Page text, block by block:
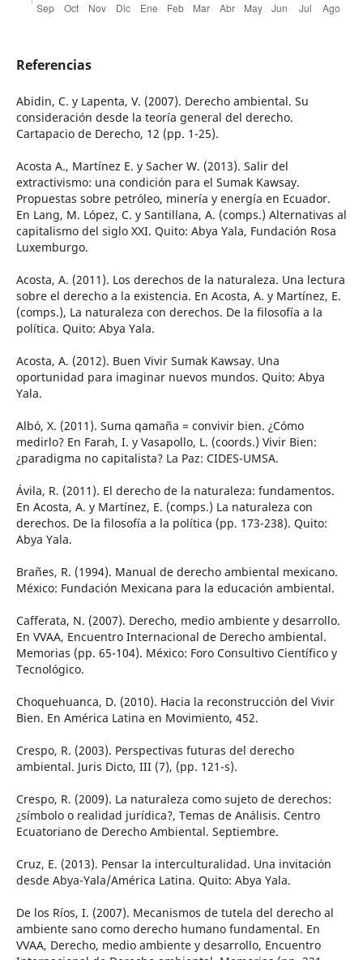
Referencias
Abidin, C. y Lapenta, V. (2007). Derecho ambiental. Su
consideración desde la teoría general del derecho.
Cartapacio de Derecho, 12 (pp. 1-25).
Acosta A., Martínez E. y Sacher W. (2013). Salir del
extractivismo: una condición para el Sumak Kawsay.
Propuestas sobre petróleo, minería y energía en Ecuador.
En Lang, M. López, C. y Santillana, A. (comps.) Alternativas al
capitalismo del siglo XXI. Quito: Abya Yala, Fundación Rosa
Luxemburgo.
Acosta, A. (2011). Los derechos de la naturaleza. Una lectura
sobre el derecho a la existencia. En Acosta, A. y Martínez, E.
(comps.), La naturaleza con derechos. De la filosofía a la
política. Quito: Abya Yala.
Acosta, A. (2012). Buen Vivir Sumak Kawsay. Una
oportunidad para imaginar nuevos mundos. Quito: Abya
Yala.
Albó, X. (2011). Suma qamaña = convivir bien. ¿Cómo
medirlo? En Farah, I. y Vasapollo, L. (coords.) Vivir Bien:
¿paradigma no capitalista? La Paz: CIDES-UMSA.
Ávila, R. (2011). El derecho de la naturaleza: fundamentos.
En Acosta, A. y Martínez, E. (comps.) La naturaleza con
derechos. De la filosofía a la política (pp. 173-238). Quito:
Abya Yala.
Brañes, R. (1994). Manual de derecho ambiental mexicano.
México: Fundación Mexicana para la educación ambiental.
Cafferata, N. (2007). Derecho, medio ambiente y desarrollo.
En VVAA, Encuentro Internacional de Derecho ambiental.
Memorias (pp. 65-104). México: Foro Consultivo Científico y
Tecnológico.
Choquehuanca, D. (2010). Hacia la reconstrucción del Vivir
Bien. En América Latina en Movimiento, 452.
Crespo, R. (2003). Perspectivas futuras del derecho
ambiental. Juris Dicto, III (7), (pp. 121-s).
Crespo, R. (2009). La naturaleza como sujeto de derechos:
¿símbolo o realidad jurídica?, Temas de Análisis. Centro
Ecuatoriano de Derecho Ambiental. Septiembre.
Cruz, E. (2013). Pensar la interculturalidad. Una invitación
desde Abya-Yala/América Latina. Quito: Abya Yala.
De los Ríos, I. (2007). Mecanismos de tutela del derecho al
ambiente sano como derecho humano fundamental. En
VVAA, Derecho, medio ambiente y desarrollo, Encuentro